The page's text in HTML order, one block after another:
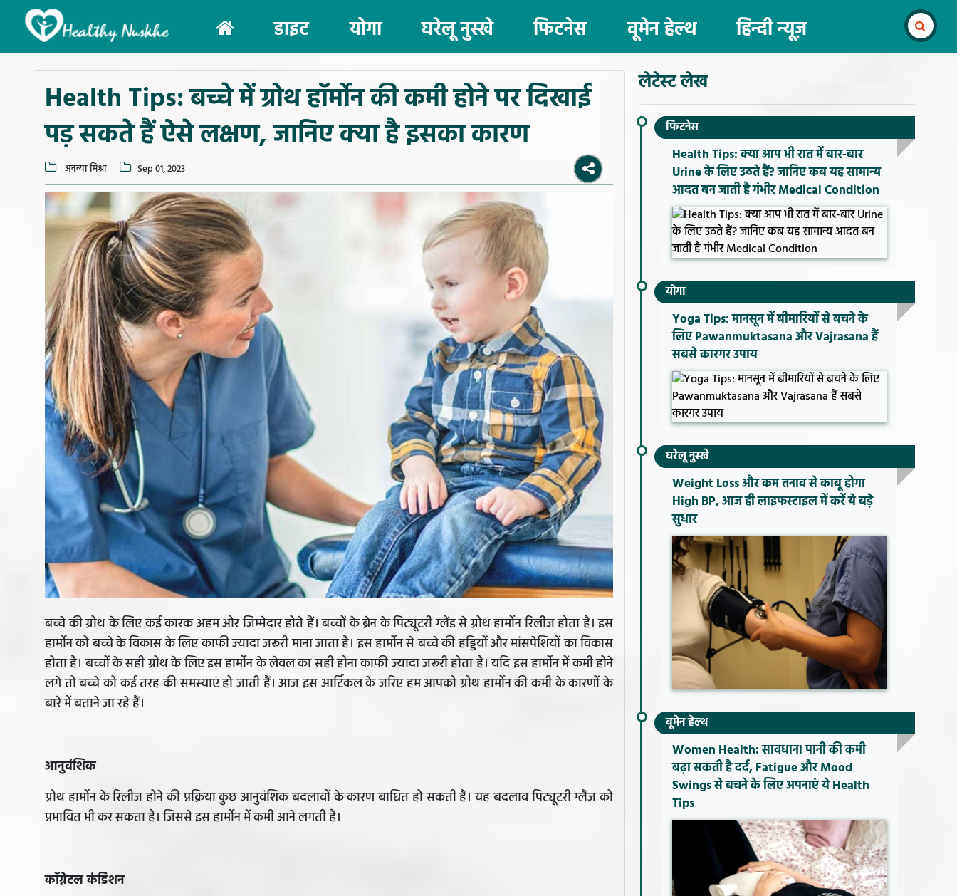
(current)
डाइट योगा घरेलू नुस्खे फिटनेस वूमेन हेल्थ हिन्दी न्यूज़
Health Tips: बच्चे में ग्रोथ हॉर्मोन की कमी होने पर दिखाई
पड़ सकते हैं ऐसे लक्षण, जानिए क्या है इसका कारण
अनन्या मिश्रा Sep 01, 2023
बच्चे की ग्रोथ के लिए कई कारक अहम और जिम्मेदार होते हैं। बच्चों के ब्रेन के पिट्यूटरी ग्लैंड से ग्रोथ हार्मोन रिलीज होता है। इस
हार्मोन को बच्चे के विकास के लिए काफी ज्यादा जरूरी माना जाता है। इस हार्मोन से बच्चे की हड्डियों और मांसपेशियों का विकास
होता है। बच्चों के सही ग्रोथ के लिए इस हार्मोन के लेवल का सही होना काफी ज्यादा जरूरी होता है। यदि इस हार्मोन में कमी होने
लगे तो बच्चे को कई तरह की समस्याएं हो जाती हैं। आज इस आर्टिकल के जरिए हम आपको ग्रोथ हार्मोन की कमी के कारणों के
बारे में बताने जा रहे हैं।
आनुवंशिक
ग्रोथ हार्मोन के रिलीज होने की प्रक्रिया कुछ आनुवंशिक बदलावों के कारण बाधित हो सकती हैं। यह बदलाव पिट्यूटरी ग्लैंज को
प्रभावित भी कर सकता है। जिससे इस हार्मोन में कमी आने लगती है।
कॉग्नेटल कंडिशन
लेटेस्ट लेख
फिटनेस
Health Tips: क्या आप भी रात में बार-बार
Urine के लिए उठते हैं? जानिए कब यह सामान्य
आदत बन जाती है गंभीर Medical Condition
योगा
Yoga Tips: मानसून में बीमारियों से बचने के
लिए Pawanmuktasana और Vajrasana हैं
सबसे कारगर उपाय
घरेलू नुस्खे
Weight Loss और कम तनाव से काबू होगा
High BP, आज ही लाइफस्टाइल में करें ये बड़े
सुधार
वूमेन हेल्थ
Women Health: सावधान! पानी की कमी
बढ़ा सकती है दर्द, Fatigue और Mood
Swings से बचने के लिए अपनाएं ये Health
Tips